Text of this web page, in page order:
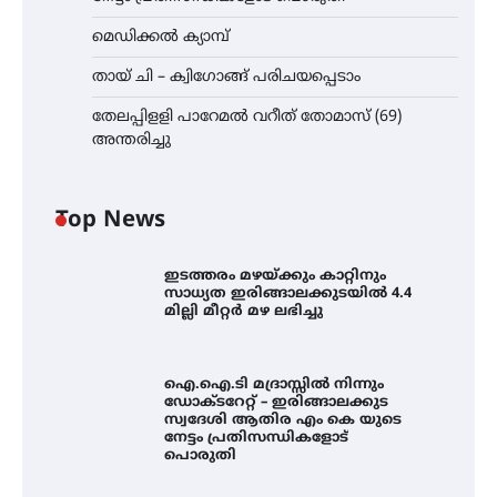
മെഡിക്കൽ ക്യാമ്പ്
തായ് ചി – ക്വിഗോങ്ങ് പരിചയപ്പെടാം
തേലപ്പിളളി പാറേമൽ വറീത് തോമാസ് (69)
അന്തരിച്ചു
Top News
ഇടത്തരം മഴയ്ക്കും കാറ്റിനും
സാധ്യത ഇരിങ്ങാലക്കുടയിൽ 4.4
മില്ലി മീറ്റർ മഴ ലഭിച്ചു
ഐ.ഐ.ടി മദ്രാസ്സിൽ നിന്നും
ഡോക്ടറേറ്റ് – ഇരിങ്ങാലക്കുട
സ്വദേശി ആതിര എം കെ യുടെ
നേട്ടം പ്രതിസന്ധികളോട്
പൊരുതി
ഐ.ഐ.ടി മദ്രാസ്സിൽ നിന്നും